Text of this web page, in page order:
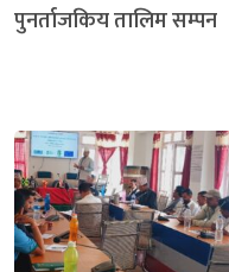
पुनर्ताजकिय तालिम सम्पन